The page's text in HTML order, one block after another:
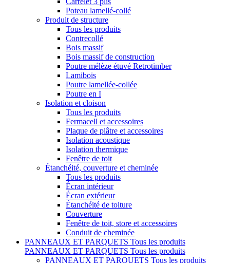
Poteau lamellé-collé
Produit de structure
Tous les produits
Contrecollé
Bois massif
Bois massif de construction
Poutre mélèze étuvé Retrotimber
Lamibois
Poutre lamellée-collée
Poutre en I
Isolation et cloison
Tous les produits
Fermacell et accessoires
Plaque de plâtre et accessoires
Isolation acoustique
Isolation thermique
Fenêtre de toit
Étanchéité, couverture et cheminée
Tous les produits
Écran intérieur
Écran extérieur
Étanchéité de toiture
Couverture
Fenêtre de toit, store et accessoires
Conduit de cheminée
PANNEAUX ET PARQUETS Tous les produits
PANNEAUX ET PARQUETS Tous les produits
PANNEAUX ET PARQUETS Tous les produits